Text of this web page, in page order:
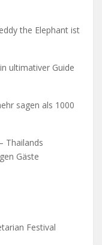
the Elephant ist
ultimativer Guide
sagen als 1000
Thailands
Gäste
Festival